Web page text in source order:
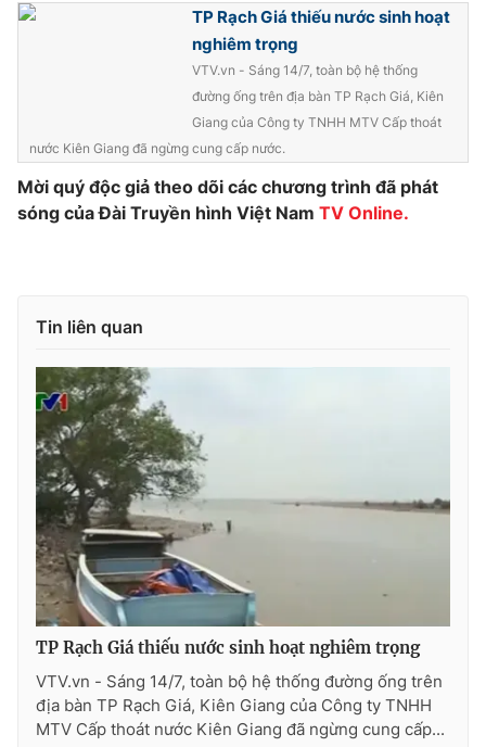
Học trực tuyến
Hitech Công nghệ tương lai
Tư vấn
Giao lưu trực tuyến
Chuyên mục khác
VTV Money
VTV Sức khoẻ
Thị trường 24h
VTV4 Vươn mình bằng AI
VTV9 VTV8
Liên hệ tòa soạn English
TP Rạch Giá thiếu nước sinh hoạt
nghiêm trọng
VTV.vn - Sáng 14/7, toàn bộ hệ thống
đường ống trên địa bàn TP Rạch Giá, Kiên
Giang của Công ty TNHH MTV Cấp thoát
nước Kiên Giang đã ngừng cung cấp nước.
Mời quý độc giả theo dõi các chương trình đã phát
sóng của Đài Truyền hình Việt Nam TV Online.
Tin liên quan
TP Rạch Giá thiếu nước sinh hoạt nghiêm trọng
VTV.vn - Sáng 14/7, toàn bộ hệ thống đường ống trên
địa bàn TP Rạch Giá, Kiên Giang của Công ty TNHH
MTV Cấp thoát nước Kiên Giang đã ngừng cung cấp...